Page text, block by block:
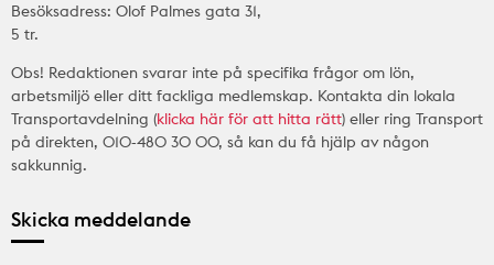
Besöksadress: Olof Palmes gata 31,
5 tr.
Obs! Redaktionen svarar inte på specifika frågor om lön,
arbetsmiljö eller ditt fackliga medlemskap. Kontakta din lokala
Transportavdelning (klicka här för att hitta rätt) eller ring Transport
på direkten, 010-480 30 00, så kan du få hjälp av någon
sakkunnig.
Skicka meddelande